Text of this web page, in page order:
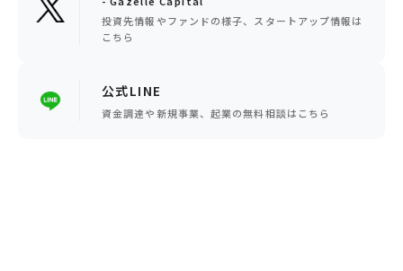
投資先情報やファンドの様子、スタートアップ情報は
こちら
公式LINE
資金調達や新規事業、起業の無料相談はこちら